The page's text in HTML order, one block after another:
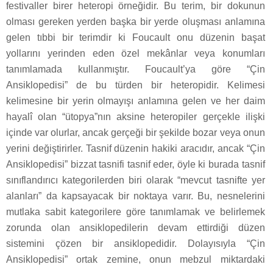
festivaller birer heteropi örneğidir. Bu terim, bir dokunun
olması gereken yerden başka bir yerde oluşması anlamına
gelen tıbbi bir terimdir ki Foucault onu düzenin başat
yollarını yerinden eden özel mekânlar veya konumları
tanımlamada kullanmıştır. Foucault’ya göre “Çin
Ansiklopedisi” de bu türden bir heteropidir. Kelimesi
kelimesine bir yerin olmayışı anlamına gelen ve her daim
hayalî olan “ütopya”nın aksine heteropiler gerçekle ilişki
içinde var olurlar, ancak gerçeği bir şekilde bozar veya onun
yerini değiştirirler. Tasnif düzenin hakiki aracıdır, ancak “Çin
Ansiklopedisi” bizzat tasnifi tasnif eder, öyle ki burada tasnif
sınıflandırıcı kategorilerden biri olarak “mevcut tasnifte yer
alanları” da kapsayacak bir noktaya varır. Bu, nesnelerini
mutlaka sabit kategorilere göre tanımlamak ve belirlemek
zorunda olan ansiklopedilerin devam ettirdiği düzen
sistemini çözen bir ansiklopedidir. Dolayısıyla “Çin
Ansiklopedisi” ortak zemine, onun mebzul miktardaki